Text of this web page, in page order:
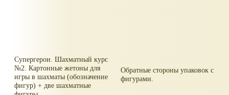
Супергерои. Шахматный курс
№2. Картонные жетоны для
игры в шахматы (обозначение
фигур) + две шахматные
Обратные стороны упаковок с
фигурами.